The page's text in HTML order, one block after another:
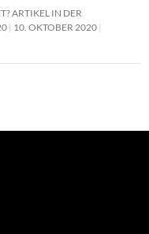
ARTIKEL IN DER
10. OKTOBER 2020